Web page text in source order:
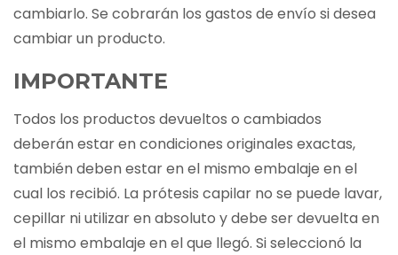
cambiarlo. Se cobrarán los gastos de envío si desea
cambiar un producto.
IMPORTANTE
Todos los productos devueltos o cambiados
deberán estar en condiciones originales exactas,
también deben estar en el mismo embalaje en el
cual los recibió. La prótesis capilar no se puede lavar,
cepillar ni utilizar en absoluto y debe ser devuelta en
el mismo embalaje en el que llegó. Si seleccionó la